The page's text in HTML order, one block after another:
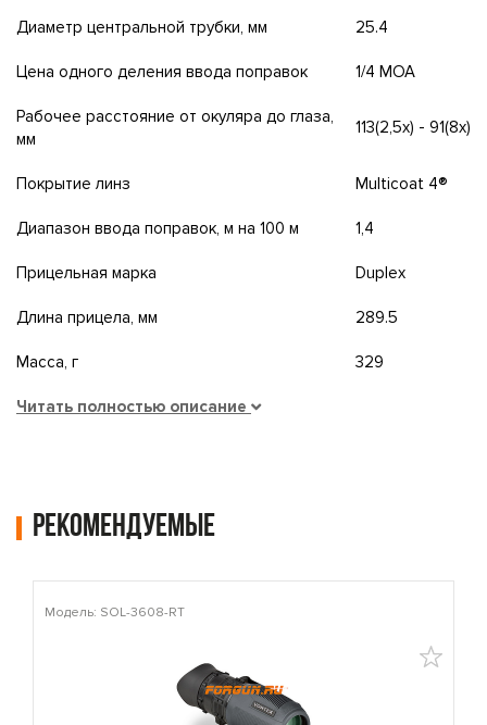
Диаметр центральной трубки, мм 25.4
Цена одного деления ввода поправок 1/4 MOA
Рабочее расстояние от окуляра до глаза,
мм
113(2,5x) - 91(8x)
Покрытие линз Multicoat 4®
Диапазон ввода поправок, м на 100 м 1,4
Прицельная марка Duplex
Длина прицела, мм 289.5
Масса, г 329
Читать полностью описание
Рекомендуемые
Модель: SOL-3608-RT